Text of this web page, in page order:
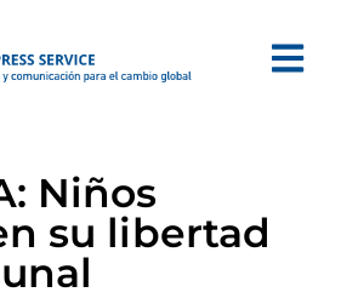
Niños
su libertad